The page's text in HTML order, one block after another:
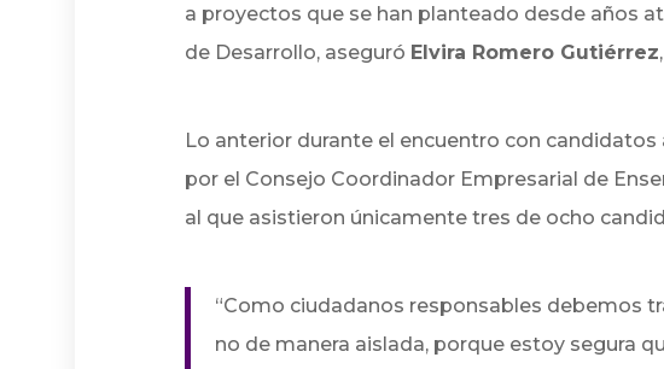
a proyectos que se han planteado desde años
de Desarrollo, aseguró Elvira Romero Gutiérrez
Lo anterior durante el encuentro con candidatos
por el Consejo Coordinador Empresarial de
al que asistieron únicamente tres de ocho
“Como ciudadanos responsables debemos
no de manera aislada, porque estoy segura